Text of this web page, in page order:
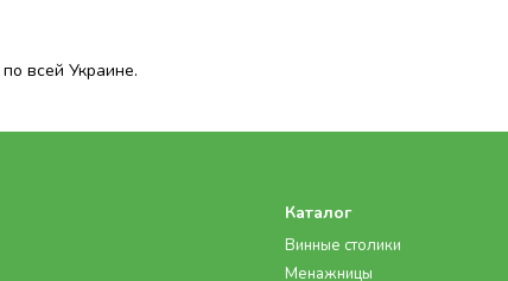
всей Украине.
Каталог
Винные столики
Менажницы